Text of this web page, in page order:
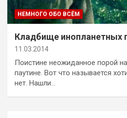
НЕМНОГО ОБО ВСЁМ
Кладбище инопланетных
11.03.2014
Поистине неожиданное порой
паутине. Вот что называется
нет. Нашли…